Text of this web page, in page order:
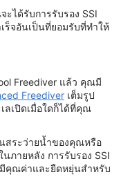
ได้รับการรับรอง SSI
ร็จอันเป็นที่ยอมรับที่ทำให้
Freediver แล้ว คุณมี
Freediver เต็มรูป
ลเปิดเมื่อใดก็ได้ที่คุณ
สระว่ายน้ำของคุณหรือ
ภายหลัง การรับรอง SSI
มีคุณค่าและยืดหยุ่นสำหรับ